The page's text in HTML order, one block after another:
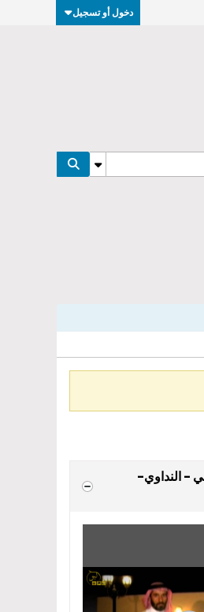
دخول أو تسجيل
- النداوي-